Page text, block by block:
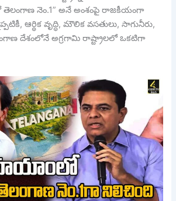
నెం.1” అనే అంశంపై రాజకీయంగా
ఆర్థిక వృద్ధి, మౌలిక వసతులు, సాగునీరు,
దేశంలోనే అగ్రగామి రాష్ట్రాలలో ఒకటిగా